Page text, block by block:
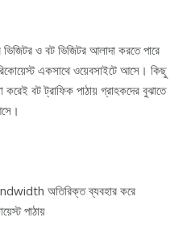
ও বট ভিজিটর আলাদা করতে পারে
একসাথে ওয়েবসাইটে আসে। কিছু
বট ট্রাফিক পাঠায় গ্রাহকদের বুঝাতে
অতিরিক্ত ব্যবহার করে
পাঠায়